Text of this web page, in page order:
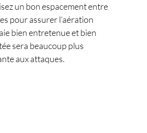
un bon espacement entre
pour assurer l’aération
bien entretenue et bien
sera beaucoup plus
aux attaques.